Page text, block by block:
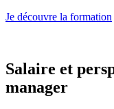
Je découvre la formation
Salaire et
manager